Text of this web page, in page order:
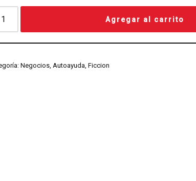
Agregar al carrito
Negocios, Autoayuda, Ficcion